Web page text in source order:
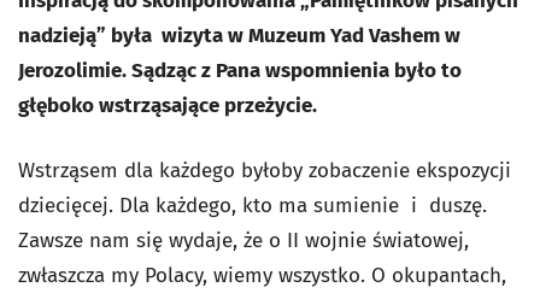
nadzieją” była wizyta w Muzeum Yad Vashem w
Jerozolimie. Sądząc z Pana wspomnienia było to
głęboko wstrząsające przeżycie.
Wstrząsem dla każdego byłoby zobaczenie ekspozycji
dziecięcej. Dla każdego, kto ma sumienie i duszę.
Zawsze nam się wydaje, że o II wojnie światowej,
zwłaszcza my Polacy, wiemy wszystko. O okupantach,